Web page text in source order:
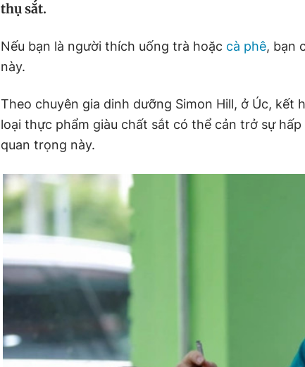
thụ sắt.
Nếu bạn là người thích uống trà hoặc cà phê, bạn
này.
Theo chuyên gia dinh dưỡng Simon Hill, ở Úc, kết
loại thực phẩm giàu chất sắt có thể cản trở sự
quan trọng này.